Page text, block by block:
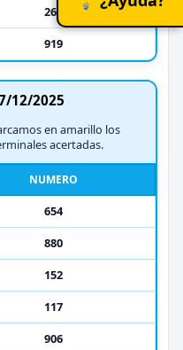
265
919
12/2025
en amarillo los
acertadas.
NUMERO
654
880
152
117
906